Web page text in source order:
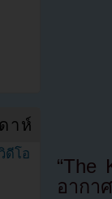
“The
อากา
าห์
ดีโอ